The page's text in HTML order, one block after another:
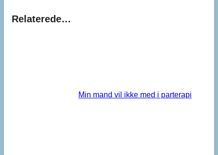
Relaterede…
Min mand vil ikke med i parterapi